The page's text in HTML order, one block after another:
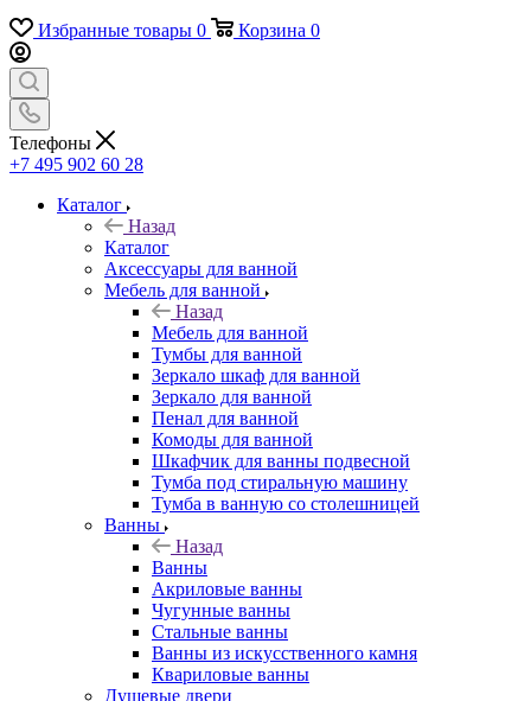
Избранные товары 0 Корзина 0
Телефоны
+7 495 902 60 28
Каталог
Назад
Каталог
Аксессуары для ванной
Мебель для ванной
Назад
Мебель для ванной
Тумбы для ванной
Зеркало шкаф для ванной
Зеркало для ванной
Пенал для ванной
Комоды для ванной
Шкафчик для ванны подвесной
Тумба под стиральную машину
Тумба в ванную со столешницей
Ванны
Назад
Ванны
Акриловые ванны
Чугунные ванны
Стальные ванны
Ванны из искусственного камня
Квариловые ванны
Душевые двери